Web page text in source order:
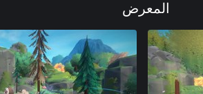
المعرض